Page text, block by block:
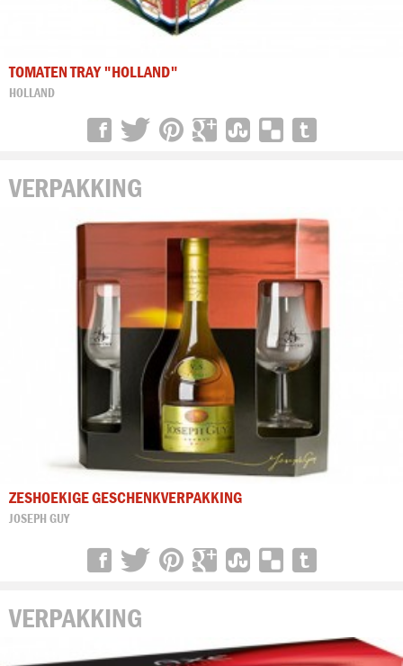
TOMATEN TRAY "HOLLAND"
HOLLAND
VERPAKKING
ZESHOEKIGE GESCHENKVERPAKKING
JOSEPH GUY
VERPAKKING